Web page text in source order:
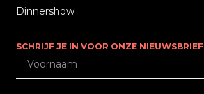
Dinnershow
SCHRIJF JE IN VOOR ONZE NIEUWSBRIEF